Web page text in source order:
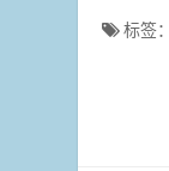
标签：